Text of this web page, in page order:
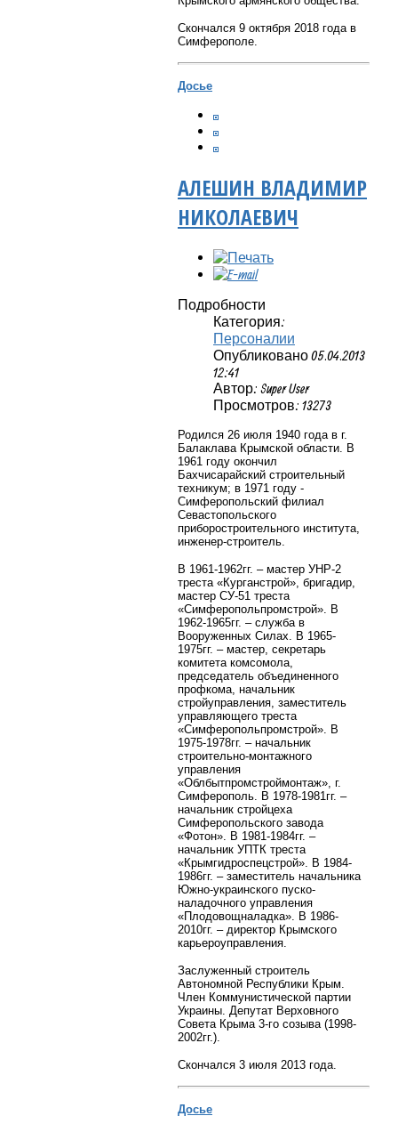
Скончался 9 октября 2018 года в
Симферополе.
Досье
АЛЕШИН ВЛАДИМИР
НИКОЛАЕВИЧ
Подробности
Категория:
Персоналии
Опубликовано 05.04.2013
12:41
Автор: Super User
Просмотров: 13273
Родился 26 июля 1940 года в г.
Балаклава Крымской области. В
1961 году окончил
Бахчисарайский строительный
техникум; в 1971 году -
Симферопольский филиал
Севастопольского
приборостроительного института,
инженер-строитель.
В 1961-1962гг. – мастер УНР-2
треста «Курганстрой», бригадир,
мастер СУ-51 треста
«Симферопольпромстрой». В
1962-1965гг. – служба в
Вооруженных Силах. В 1965-
1975гг. – мастер, секретарь
комитета комсомола,
председатель объединенного
профкома, начальник
стройуправления, заместитель
управляющего треста
«Симферопольпромстрой». В
1975-1978гг. – начальник
строительно-монтажного
управления
«Облбытпромстроймонтаж», г.
Симферополь. В 1978-1981гг. –
начальник стройцеха
Симферопольского завода
«Фотон». В 1981-1984гг. –
начальник УПТК треста
«Крымгидроспецстрой». В 1984-
1986гг. – заместитель начальника
Южно-украинского пуско-
наладочного управления
«Плодовощналадка». В 1986-
2010гг. – директор Крымского
карьероуправления.
Заслуженный строитель
Автономной Республики Крым.
Член Коммунистической партии
Украины. Депутат Верховного
Совета Крыма 3-го созыва (1998-
2002гг.).
Скончался 3 июля 2013 года.
Досье